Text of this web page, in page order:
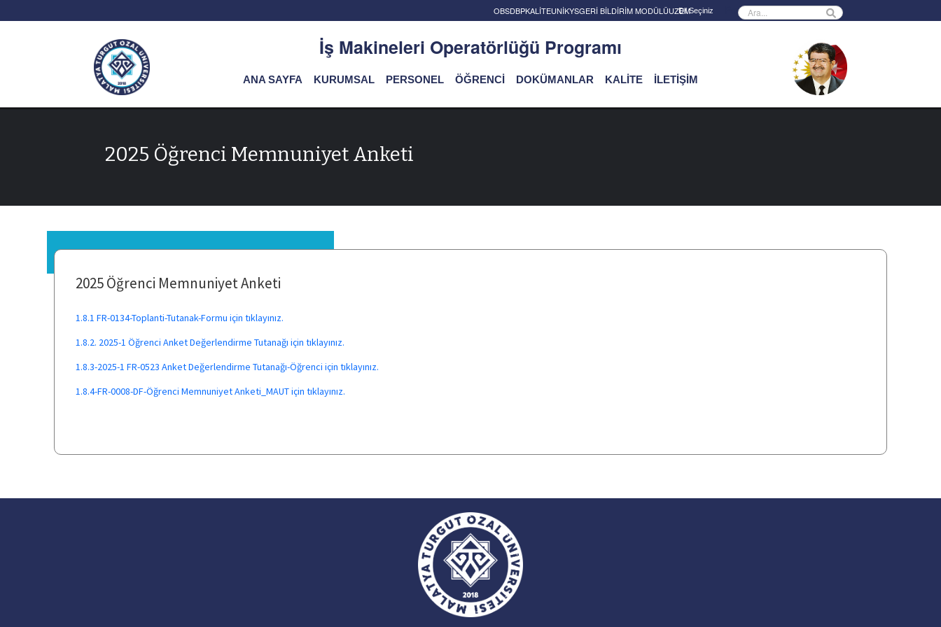
OBSDBPKALİTEUNİKYSGERİ BİLDİRİM MODÜLÜUZEM Powered by
İş Makineleri Operatörlüğü Programı
ANA SAYFA KURUMSAL PERSONEL ÖĞRENCİ DOKÜMANLAR KALİTE İLETİŞİM
2025 Öğrenci Memnuniyet Anketi
2025 Öğrenci Memnuniyet Anketi
1.8.1 FR-0134-Toplanti-Tutanak-Formu için tıklayınız.
1.8.2. 2025-1 Öğrenci Anket Değerlendirme Tutanağı için tıklayınız.
1.8.3-2025-1 FR-0523 Anket Değerlendirme Tutanağı-Öğrenci için tıklayınız.
1.8.4-FR-0008-DF-Öğrenci Memnuniyet Anketi_MAUT için tıklayınız.